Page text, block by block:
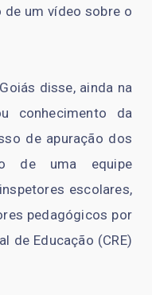
um vídeo sobre o
disse, ainda na
conhecimento da
de apuração dos
de uma equipe
escolares,
pedagógicos por
de Educação (CRE)